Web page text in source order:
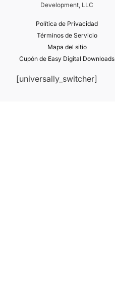
Development, LLC
Política de Privacidad
Términos de Servicio
Mapa del sitio
Cupón de Easy Digital Downloads
[universally_switcher]